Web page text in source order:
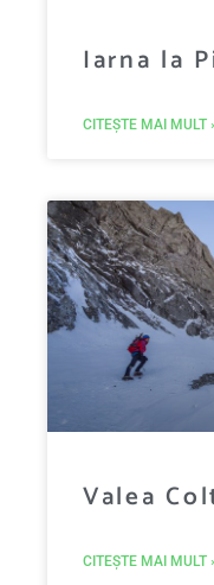
Iarna la
CITEȘTE MAI MULT
Valea
CITEȘTE MAI MULT